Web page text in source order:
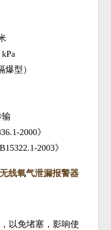
爆型）
输
2000》
2003》
无线氧气泄漏报警器
以免堵塞，影响使